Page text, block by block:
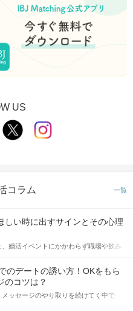
US
コラム 一覧
しい時に出すサインとその心理
婚活イベントにかかわらず職場や飲み
左右されます。 これから恋人作りを本
方は、女性が異性を求めて出すサイン
い行動に移せるかどうかが重要。 この
て欲しい時に出すサインとその心理を
のデートの誘い方！OKをもら
のコツは？
ッセージのやり取りを続けてく中で